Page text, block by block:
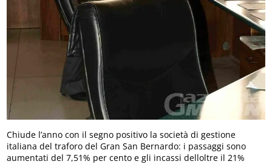
Chiude l’anno con il segno positivo la società di gestione
italiana del traforo del Gran San Bernardo: i passaggi sono
aumentati del 7,51% per cento e gli incassi delloltre il 21%